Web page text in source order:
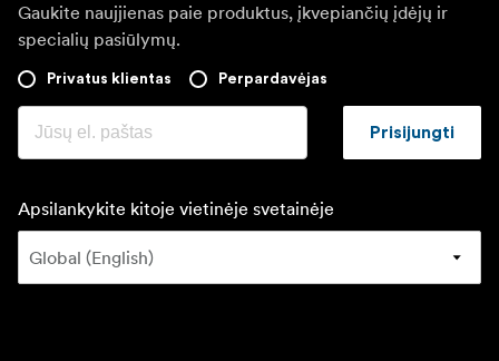
Gaukite naujjienas paie produktus, įkvepiančių įdėjų ir
specialių pasiūlymų.
Privatus klientas Perpardavėjas
Prisijungti
Apsilankykite kitoje vietinėje svetainėje